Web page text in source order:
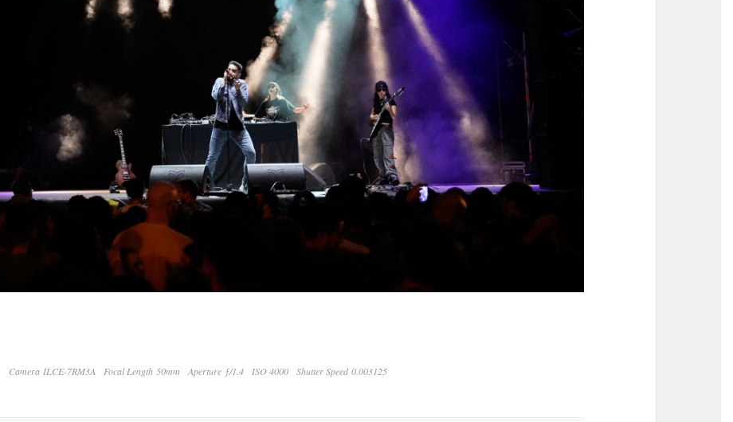
Camera ILCE-7RM3A Focal Length 50mm Aperture ƒ/1.4 ISO 4000 Shutter Speed 0.003125